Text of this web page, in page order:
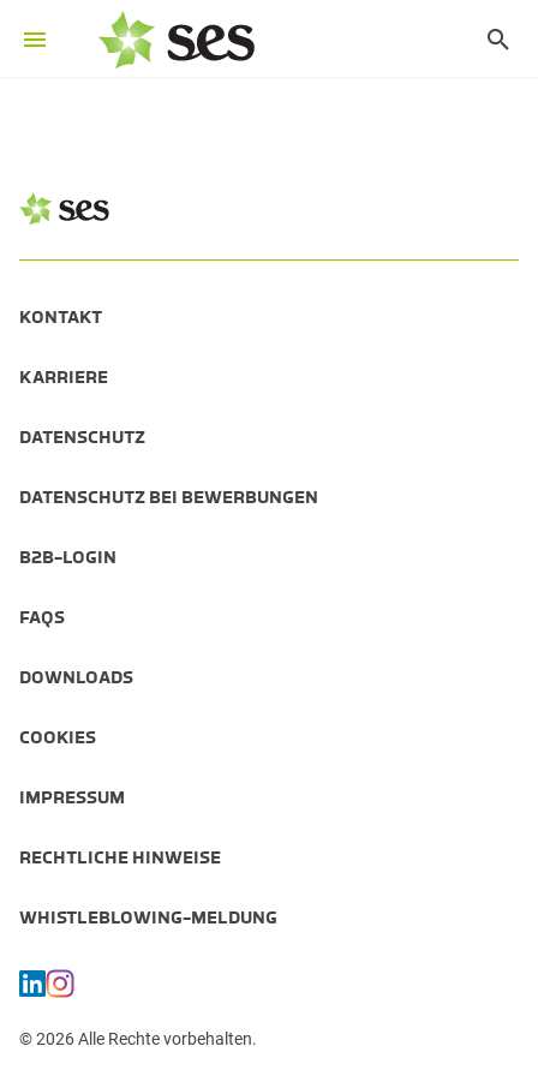
KONTAKT
KARRIERE
DATENSCHUTZ
DATENSCHUTZ BEI BEWERBUNGEN
B2B-LOGIN
FAQS
DOWNLOADS
COOKIES
IMPRESSUM
RECHTLICHE HINWEISE
WHISTLEBLOWING-MELDUNG
© 2026 Alle Rechte vorbehalten.